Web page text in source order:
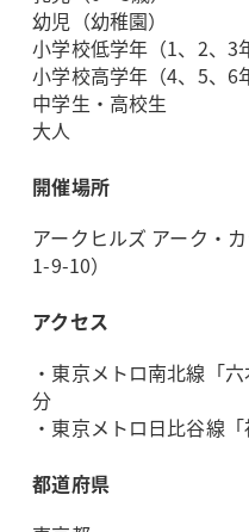
幼児（幼稚園）
小学校低学年（1、2、3
小学校高学年（4、5、6
中学生・高校生
大人
開催場所
アークヒルズ アーク・
1-9-10）
アクセス
・東京メトロ南北線「
分
・東京メトロ日比谷線
都道府県